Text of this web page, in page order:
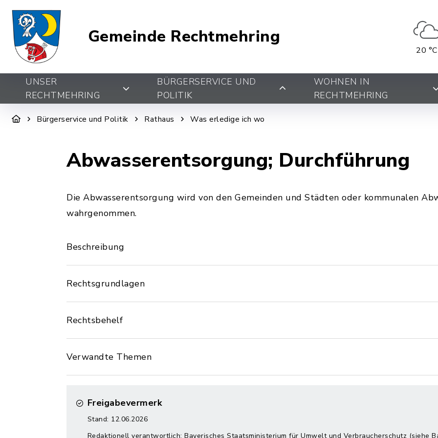
Gemeinde Rechtmehring
20 °C
UNSER
RECHTMEHRING
BÜRGERSERVICE UND
POLITIK
WOHNEN IN
RECHTMEHRING
Bürgerservice und Politik Rathaus Was erledige ich wo
Abwasserentsorgung; Durchführung
Die Abwasserentsorgung wird von den Gemeinden und Städten oder kommunalen
wahrgenommen.
Beschreibung
Rechtsgrundlagen
Rechtsbehelf
Verwandte Themen
Freigabevermerk
Stand: 12.06.2026
Redaktionell verantwortlich: Bayerisches Staatsministerium für Umwelt und Verbraucherschutz (siehe